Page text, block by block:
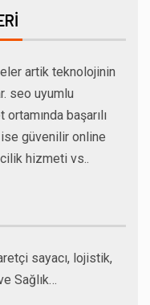
artik teknolojinin
seo uyumlu
başarılı
ise güvenilir online
hizmeti vs..
sayacı, lojistik,
Sağlık…